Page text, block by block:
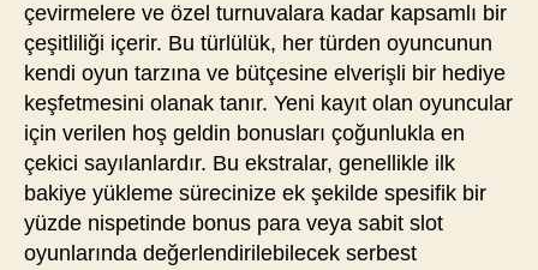
çevirmelere ve özel turnuvalara kadar kapsamlı bir
çeşitliliği içerir. Bu türlülük, her türden oyuncunun
kendi oyun tarzına ve bütçesine elverişli bir hediye
keşfetmesini olanak tanır. Yeni kayıt olan oyuncular
için verilen hoş geldin bonusları çoğunlukla en
çekici sayılanlardır. Bu ekstralar, genellikle ilk
bakiye yükleme sürecinize ek şekilde spesifik bir
yüzde nispetinde bonus para veya sabit slot
oyunlarında değerlendirilebilecek serbest